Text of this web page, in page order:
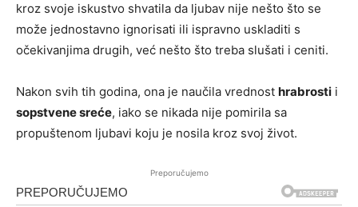
kroz svoje iskustvo shvatila da ljubav nije nešto što se
može jednostavno ignorisati ili ispravno uskladiti s
očekivanjima drugih, već nešto što treba slušati i ceniti.
Nakon svih tih godina, ona je naučila vrednost hrabrosti i
sopstvene sreće, iako se nikada nije pomirila sa
propuštenom ljubavi koju je nosila kroz svoj život.
Preporučujemo